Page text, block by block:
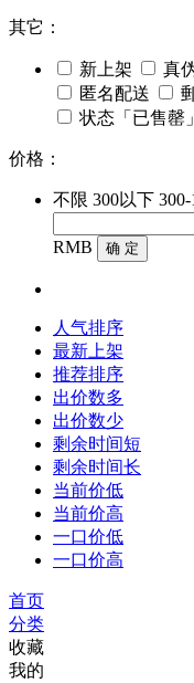
其它：
新上架 真
匿名配送
状态「已售罄」
价格：
不限 300以下
RMB
确 定
人气排序
最新上架
推荐排序
出价数多
出价数少
剩余时间短
剩余时间长
当前价低
当前价高
一口价低
一口价高
首页
分类
收藏
我的